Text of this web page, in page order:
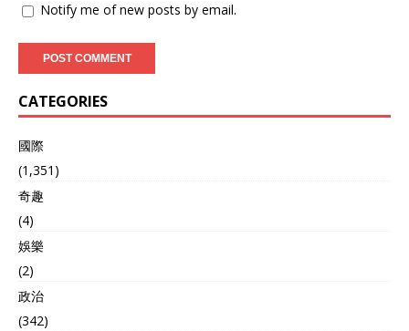
Notify me of new posts by email.
CATEGORIES
國際
(1,351)
奇趣
(4)
娛樂
(2)
政治
(342)